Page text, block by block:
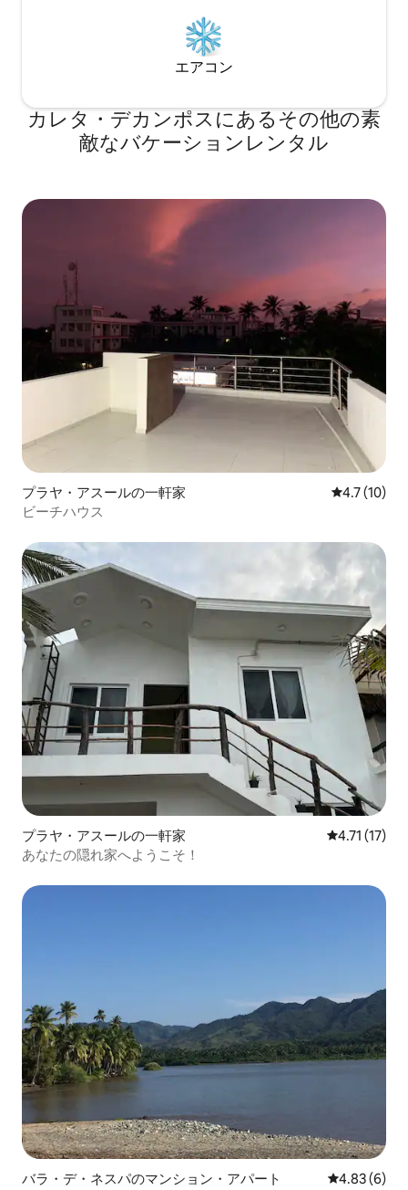
エアコン
カレタ・デカンポスにあるその他の素
敵なバケーションレンタル
プラヤ・アスールの一軒家 レビュー10
4.7 (10)
ビーチハウス
プラヤ・アスールの一軒家 レビュー17
4.71 (17)
あなたの隠れ家へようこそ！
バラ・デ・ネスパのマンション・アパート レビュー6
4.83 (6)